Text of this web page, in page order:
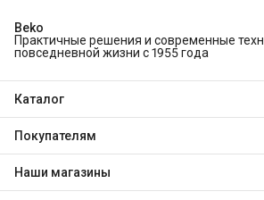
Beko
Практичные решения и современные
повседневной жизни с 1955 года
Каталог
Стиральные и сушильные машины
Варочные панели
Покупателям
Технологии Beko
Наши магазины